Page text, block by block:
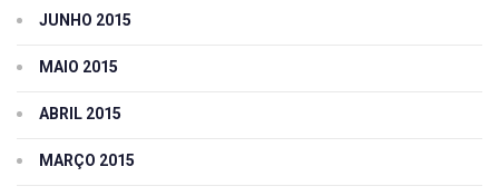
JUNHO 2015
MAIO 2015
ABRIL 2015
MARÇO 2015